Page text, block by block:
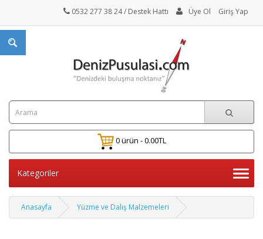
0532 277 38 24/ Destek Hattı Üye Ol Giriş Yap
0 ürün - 0.00TL
Kategoriler
Anasayfa Yüzme ve Dalış Malzemeleri